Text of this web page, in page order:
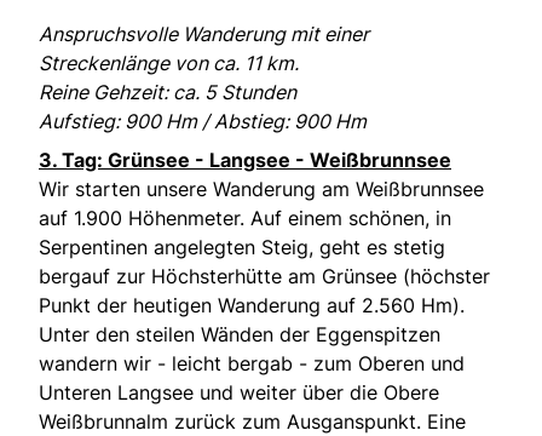
Anspruchsvolle Wanderung mit einer
Streckenlänge von ca. 11 km.
Reine Gehzeit: ca. 5 Stunden
Aufstieg: 900 Hm / Abstieg: 900 Hm
3. Tag: Grünsee - Langsee - Weißbrunnsee
Wir starten unsere Wanderung am Weißbrunnsee
auf 1.900 Höhenmeter. Auf einem schönen, in
Serpentinen angelegten Steig, geht es stetig
bergauf zur Höchsterhütte am Grünsee (höchster
Punkt der heutigen Wanderung auf 2.560 Hm).
Unter den steilen Wänden der Eggenspitzen
wandern wir - leicht bergab - zum Oberen und
Unteren Langsee und weiter über die Obere
Weißbrunnalm zurück zum Ausganspunkt. Eine